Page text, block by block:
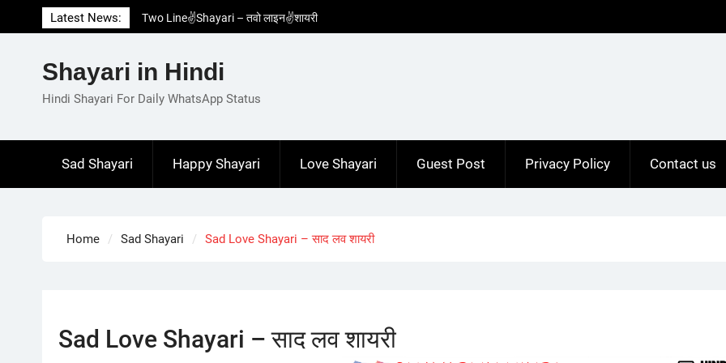
to
Latest News:
Two Line✌️Shayari – तवो लाइन✌️शायरी
Love😓Lines In Hindi – लव😓लाइन्स इन हिंदी
Love🥳Poetry In Hindi – लव🥳पोएट्री इन हिंदी
1 Line☝️Shayari In Hindi – १ लाइन☝️शायरी इन
Shayari in Hindi
Hindi Shayari For Daily WhatsApp Status
Sad Shayari Happy Shayari Love Shayari Guest Post Privacy Policy Contact us
Home Sad Shayari Sad Love Shayari – साद लव शायरी
Sad Love Shayari – साद लव शायरी